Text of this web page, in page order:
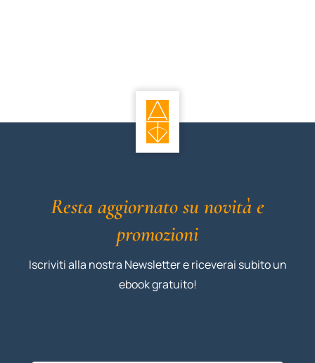
Resta aggiornato su novità e
promozioni
Iscriviti alla nostra Newsletter e riceverai subito un
ebook gratuito!